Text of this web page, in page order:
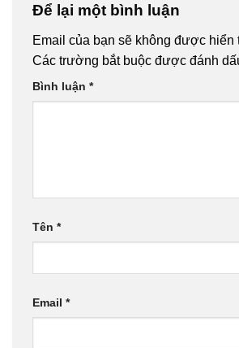
Để lại một bình luận
Email của bạn sẽ không được hiển
Các trường bắt buộc được đánh
Bình luận *
Tên *
Email *